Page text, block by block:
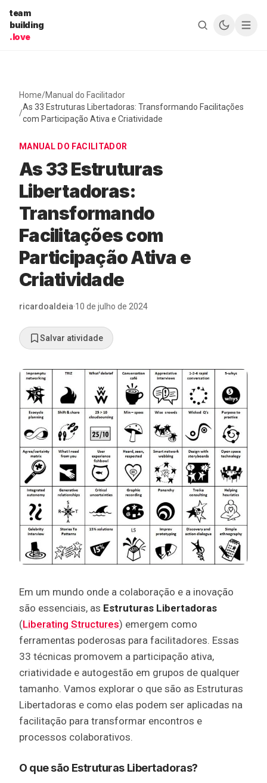
team
building
.love
Home/Manual do Facilitador
/
As 33 Estruturas Libertadoras: Transformando Facilitações
com Participação Ativa e Criatividade
MANUAL DO FACILITADOR
As 33 Estruturas
Libertadoras:
Transformando
Facilitações com
Participação Ativa e
Criatividade
ricardoaldeia·10 de julho de 2024
Salvar atividade
Em um mundo onde a colaboração e a inovação
são essenciais, as Estruturas Libertadoras
(Liberating Structures) emergem como
ferramentas poderosas para facilitadores. Essas
33 técnicas promovem a participação ativa,
criatividade e autogestão em grupos de qualquer
tamanho. Vamos explorar o que são as Estruturas
Libertadoras e como elas podem ser aplicadas na
facilitação para transformar encontros e
processos colaborativos.
O que são Estruturas Libertadoras?